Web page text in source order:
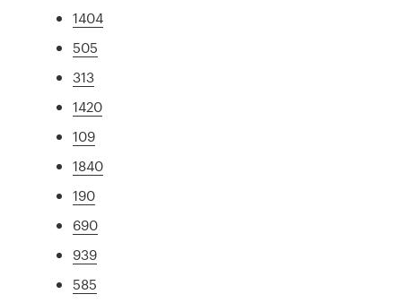
1404
505
313
1420
109
1840
190
690
939
585